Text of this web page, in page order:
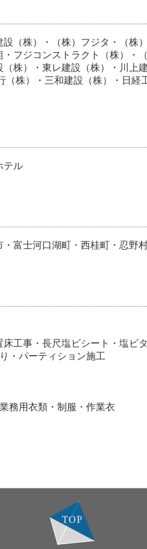
（株）・（株）フジタ・（株
フジコンストラクト（株）・
株）・東レ建設（株）・川
株）・三和建設（株）・日経
テル
富士河口湖町・西桂町・忍野
工事・長尺塩ビシート・塩ビ
・パーティション施工
務用衣類・制服・作業衣